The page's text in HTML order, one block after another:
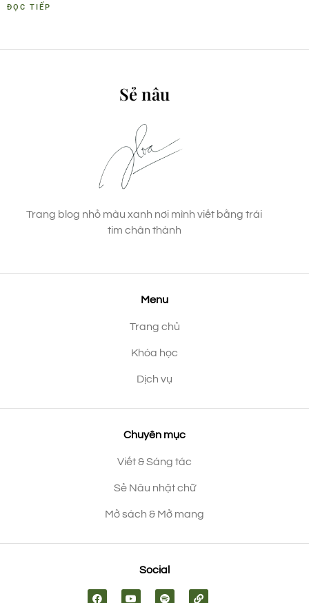
ĐỌC TIẾP
Sẻ nâu
Trang blog nhỏ màu xanh nơi mình viết bằng trái
tim chân thành
Menu
Trang chủ
Khóa học
Dịch vụ
Chuyên mục
Viết & Sáng tác
Sẻ Nâu nhặt chữ
Mở sách & Mở mang
Social